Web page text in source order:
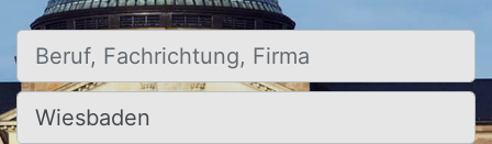
Beruf, Fachrichtung, Firma
Ort, Stadt